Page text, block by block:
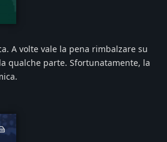
A volte vale la pena rimbalzare su
qualche parte. Sfortunatamente, la